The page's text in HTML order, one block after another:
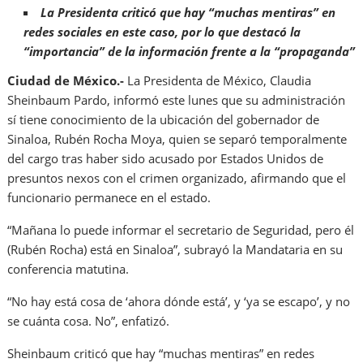
La Presidenta criticó que hay “muchas mentiras” en
redes sociales en este caso, por lo que destacó la
“importancia” de la información frente a la “propaganda”
Ciudad de México.- La Presidenta de México, Claudia
Sheinbaum Pardo, informó este lunes que su administración
sí tiene conocimiento de la ubicación del gobernador de
Sinaloa, Rubén Rocha Moya, quien se separó temporalmente
del cargo tras haber sido acusado por Estados Unidos de
presuntos nexos con el crimen organizado, afirmando que el
funcionario permanece en el estado.
“Mañana lo puede informar el secretario de Seguridad, pero él
(Rubén Rocha) está en Sinaloa”, subrayó la Mandataria en su
conferencia matutina.
“No hay está cosa de ‘ahora dónde está’, y ‘ya se escapo’, y no
se cuánta cosa. No”, enfatizó.
Sheinbaum criticó que hay “muchas mentiras” en redes